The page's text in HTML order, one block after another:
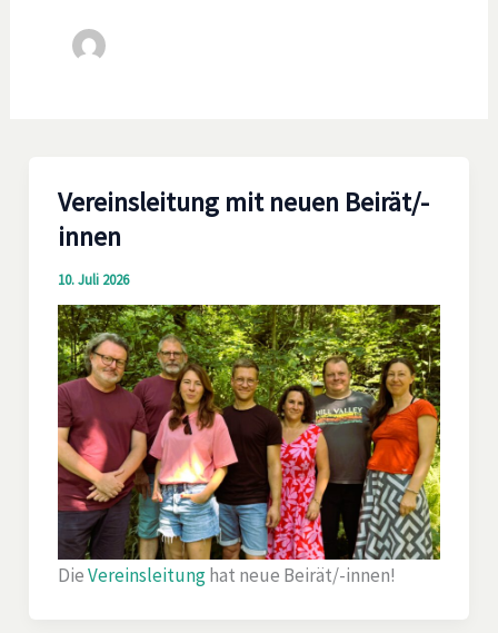
Vereinsleitung mit neuen Beirät/-
innen
10. Juli 2026
DieVereinsleitunghat neue Beirät/-innen!